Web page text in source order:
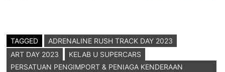
TAGGED
ADRENALINE RUSH TRACK DAY 2023
ART DAY 2023
KELAB U SUPERCARS
PERSATUAN PENGIMPORT & PENIAGA KENDERAAN